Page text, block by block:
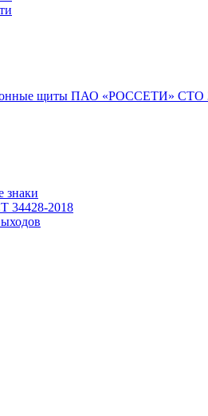
щиты ПАО «РОССЕТИ» СТО
знаки
34428-2018